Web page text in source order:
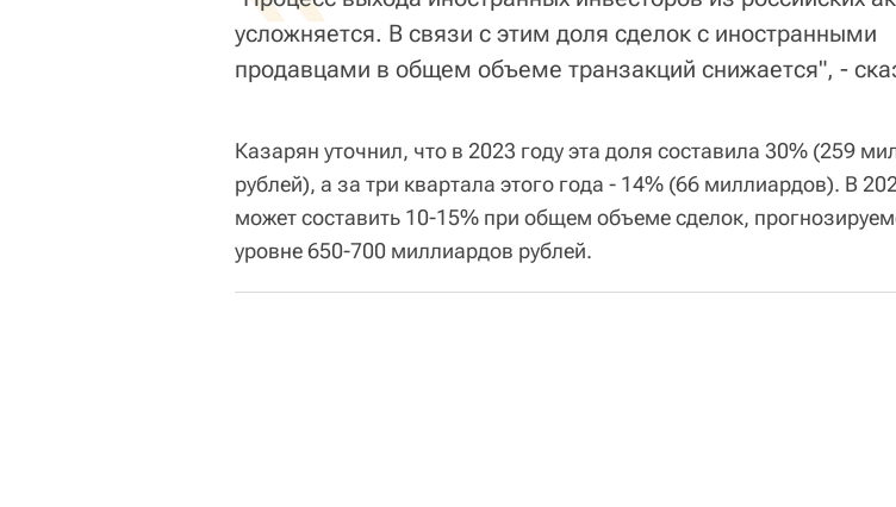
усложняется. В связи с этим доля сделок с иностранными
продавцами в общем объеме транзакций снижается", -
Казарян уточнил, что в 2023 году эта доля составила 30% (259
рублей), а за три квартала этого года - 14% (66 миллиардов). В
может составить 10-15% при общем объеме сделок,
уровне 650-700 миллиардов рублей.